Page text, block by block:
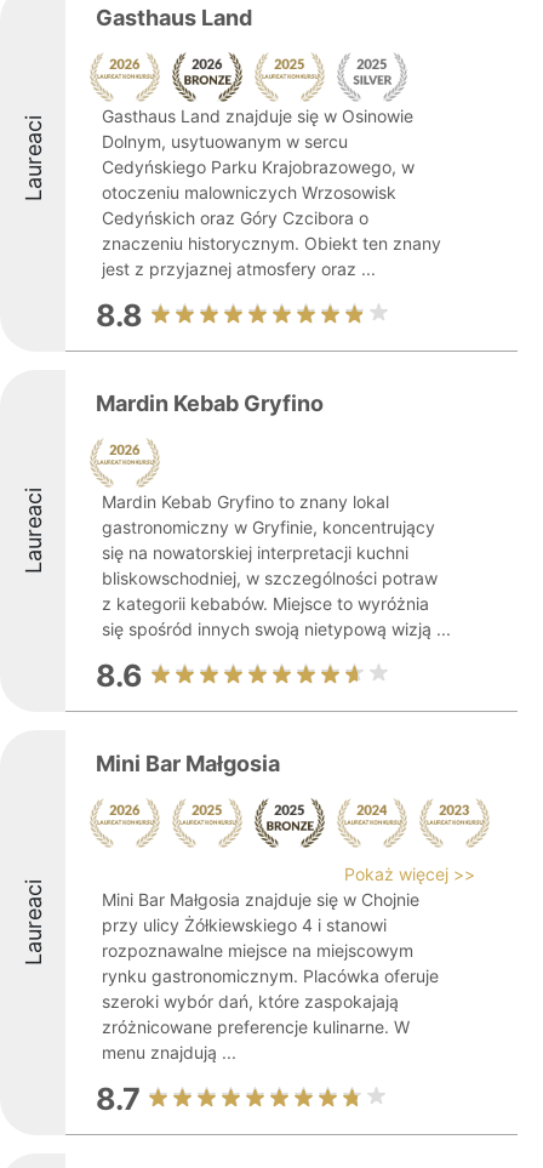
Laureaci
Gasthaus Land
Gasthaus Land znajduje się w Osinowie
Dolnym, usytuowanym w sercu
Cedyńskiego Parku Krajobrazowego, w
otoczeniu malowniczych Wrzosowisk
Cedyńskich oraz Góry Czcibora o
znaczeniu historycznym. Obiekt ten znany
jest z przyjaznej atmosfery oraz ...
8.8
Laureaci
Mardin Kebab Gryfino
Mardin Kebab Gryfino to znany lokal
gastronomiczny w Gryfinie, koncentrujący
się na nowatorskiej interpretacji kuchni
bliskowschodniej, w szczególności potraw
z kategorii kebabów. Miejsce to wyróżnia
się spośród innych swoją nietypową wizją ...
8.6
Laureaci
Mini Bar Małgosia
Pokaż więcej >>
Mini Bar Małgosia znajduje się w Chojnie
przy ulicy Żółkiewskiego 4 i stanowi
rozpoznawalne miejsce na miejscowym
rynku gastronomicznym. Placówka oferuje
szeroki wybór dań, które zaspokajają
zróżnicowane preferencje kulinarne. W
menu znajdują ...
8.7